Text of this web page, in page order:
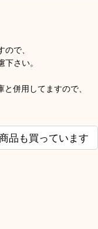
で、
さい。
併用してますので、
品も買っています